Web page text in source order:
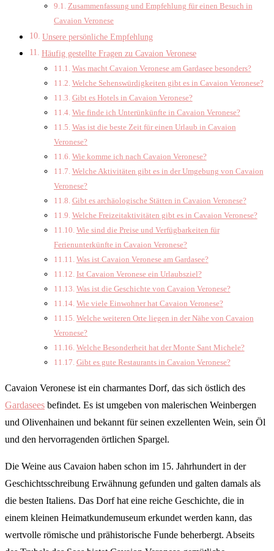
Zusammenfassung und Empfehlung für einen Besuch in
Cavaion Veronese
Unsere persönliche Empfehlung
Häufig gestellte Fragen zu Cavaion Veronese
Was macht Cavaion Veronese am Gardasee besonders?
Welche Sehenswürdigkeiten gibt es in Cavaion Veronese?
Gibt es Hotels in Cavaion Veronese?
Wie finde ich Unterünkünfte in Cavaion Veronese?
Was ist die beste Zeit für einen Urlaub in Cavaion
Veronese?
Wie komme ich nach Cavaion Veronese?
Welche Aktivitäten gibt es in der Umgebung von Cavaion
Veronese?
Gibt es archäologische Stätten in Cavaion Veronese?
Welche Freizeitaktivitäten gibt es in Cavaion Veronese?
Wie sind die Preise und Verfügbarkeiten für
Ferienunterkünfte in Cavaion Veronese?
Was ist Cavaion Veronese am Gardasee?
Ist Cavaion Veronese ein Urlaubsziel?
Was ist die Geschichte von Cavaion Veronese?
Wie viele Einwohner hat Cavaion Veronese?
Welche weiteren Orte liegen in der Nähe von Cavaion
Veronese?
Welche Besonderheit hat der Monte Sant Michele?
Gibt es gute Restaurants in Cavaion Veronese?
Cavaion Veronese ist ein charmantes Dorf, das sich östlich des
Gardasees befindet. Es ist umgeben von malerischen Weinbergen
und Olivenhainen und bekannt für seinen exzellenten Wein, sein Öl
und den hervorragenden örtlichen Spargel.
Die Weine aus Cavaion haben schon im 15. Jahrhundert in der
Geschichtsschreibung Erwähnung gefunden und galten damals als
die besten Italiens. Das Dorf hat eine reiche Geschichte, die in
einem kleinen Heimatkundemuseum erkundet werden kann, das
wertvolle römische und prähistorische Funde beherbergt. Abseits